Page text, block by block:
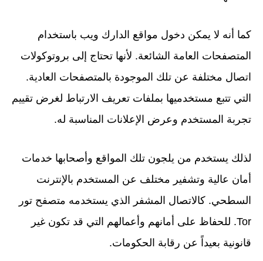
كما أنه لا يمكن دخول مواقع الدارك ويب باستخدام
المتصفحات العامة الشائعة. لأنها تحتاج إلى بروتوكولات
اتصال مختلفة عن تلك الموجودة بالمتصفحات العادية.
التي تتبع مستخدميها بملفات تعريف الارتباط لغرض تقييم
تجربة المستخدم وعرض الإعلانات المناسبة له.
لذلك يستخدم من يلجون تلك المواقع وأصحابها خدمات
أمان عالية وتشفير مختلف عن المستخدم بالإنترنت
السطحي. كالاتصال المشفر الذي يستخدمه متصفح تور
Tor. للحفاظ على أمانهم وأعمالهم التي قد تكون غير
قانونية بعيداً عن رقابة الحكومات.